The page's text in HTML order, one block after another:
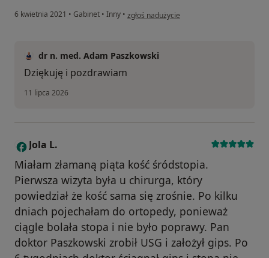
6 kwietnia 2021 • Gabinet • Inny • w opinii użytkownika Sebastian K
zgłoś nadużycie
dr n. med. Adam Paszkowski
Dziękuję i pozdrawiam
11 lipca 2026
J Jola L.
Miałam złamaną piąta kość śródstopia.
Pierwsza wizyta była u chirurga, który
powiedział że kość sama się zrośnie. Po kilku
dniach pojechałam do ortopedy, ponieważ
ciągle bolała stopa i nie było poprawy. Pan
doktor Paszkowski zrobił USG i założył gips. Po